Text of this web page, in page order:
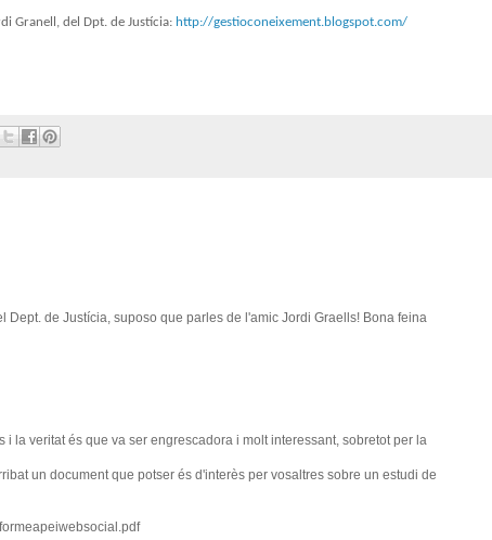
Granell, del Dpt. de Justícia: http://gestioconeixement.blogspot.com/
Dept. de Justícia, suposo que parles de l'amic Jordi Graells! Bona feina
la veritat és que va ser engrescadora i molt interessant, sobretot per la
un document que potser és d'interès per vosaltres sobre un estudi de